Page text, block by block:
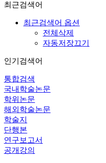
최근검색어
최근검색어 옵션
전체삭제
자동저장끄기
인기검색어
통합검색
국내학술논문
학위논문
해외학술논문
학술지
단행본
연구보고서
공개강의